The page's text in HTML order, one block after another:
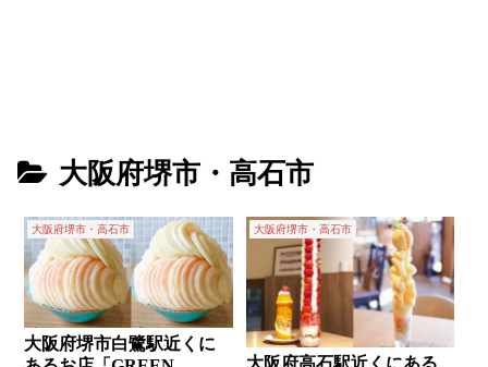
大阪府堺市・高石市
大阪府堺市・高石市
大阪府堺市白鷺駅近くに
大阪府堺市・高石市
大阪府高石駅近くにある